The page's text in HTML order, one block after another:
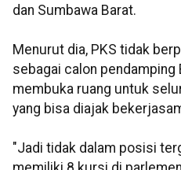
dan Sumbawa Barat.
Menurut dia, PKS tidak
sebagai calon pendamping
membuka ruang untuk
yang bisa diajak
"Jadi tidak dalam posisi